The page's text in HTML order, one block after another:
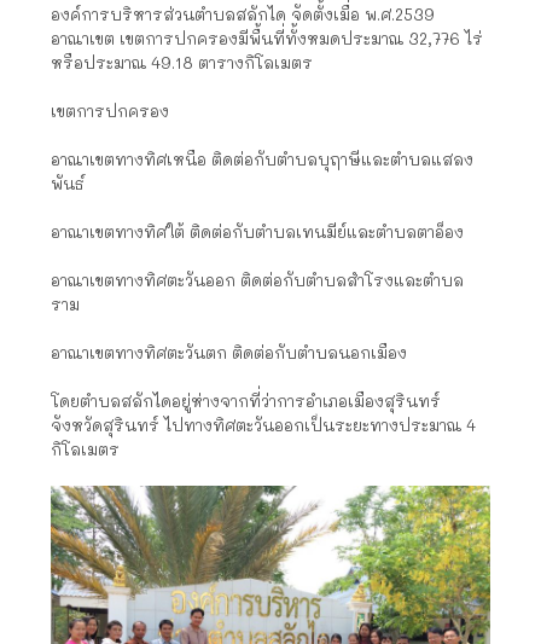
องค์การบริหารส่วนตำบลสลักได จัดตั้งเมื่อ พ.ศ.2539
อาณาเขต เขตการปกครองมีพื้นที่ทั้งหมดประมาณ 32,776 ไร่
หรือประมาณ 49.18 ตารางกิโลเมตร
เขตการปกครอง
อาณาเขตทางทิศเหนือ ติดต่อกับตำบลบุฤาษีและตำบลแสลง
พันธ์
อาณาเขตทางทิศใต้ ติดต่อกับตำบลเทนมีย์และตำบลตาอ็อง
อาณาเขตทางทิศตะวันออก ติดต่อกับตำบลสำโรงและตำบล
ราม
อาณาเขตทางทิศตะวันตก ติดต่อกับตำบลนอกเมือง
โดยตำบลสลักไดอยู่ห่างจากที่ว่าการอำเภอเมืองสุรินทร์
จังหวัดสุรินทร์ ไปทางทิศตะวันออกเป็นระยะทางประมาณ 4
กิโลเมตร